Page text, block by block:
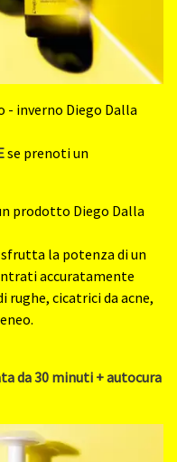
- inverno Diego Dalla
se prenoti un
prodotto Diego Dalla
sfrutta la potenza di un
accuratamente
cicatrici da acne,
da 30 minuti + autocura